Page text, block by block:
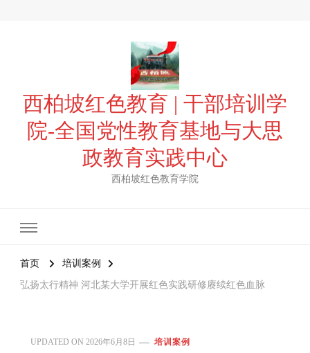
西柏坡红色教育 | 干部培训学
院-全国党性教育基地与大思
政教育实践中心
西柏坡红色教育学院
首页 培训案例
弘扬太行精神 河北某大学开展红色实践研修赓续红色血脉
UPDATED ON 2026年6月8日 培训案例